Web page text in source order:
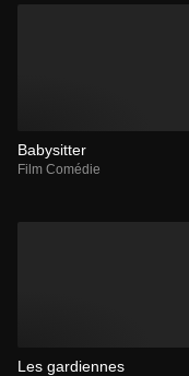
Babysitter
Film Comédie
Les gardiennes